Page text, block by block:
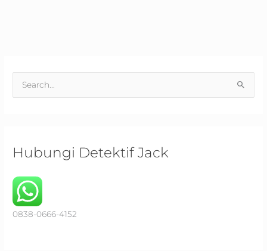
h
f
o
r
Hubungi Detektif Jack
0838-0666-4152